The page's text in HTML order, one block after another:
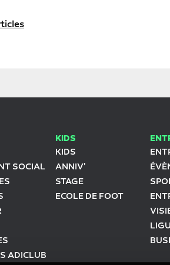
SOCIAL
ADICLUB
KIDS
KIDS
ANNIV'
STAGE
ECOLE DE FOOT